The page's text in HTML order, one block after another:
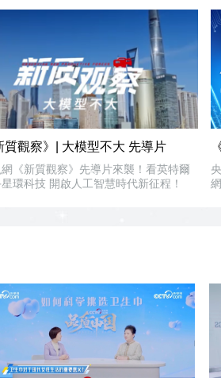
質觀察》| 大模型不大 先導片
《新質觀察》先導片來襲！看英特爾
環科技 開啟人工智慧時代新征程！